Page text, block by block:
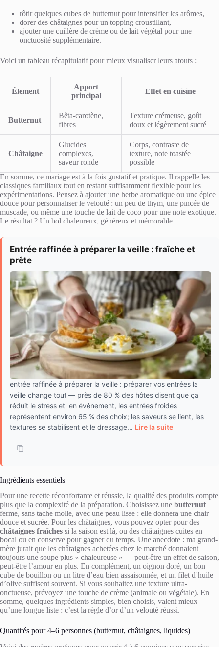
rôtir quelques cubes de butternut pour intensifier les arômes,
dorer des châtaignes pour un topping croustillant,
ajouter une cuillère de crème ou de lait végétal pour une
onctuosité supplémentaire.
Voici un tableau récapitulatif pour mieux visualiser leurs atouts :
Élément
Apport
principal
Effet en cuisine
Butternut
Bêta-carotène,
fibres
Texture crémeuse, goût
doux et légèrement sucré
Châtaigne
Glucides
complexes,
saveur ronde
Corps, contraste de
texture, note toastée
possible
En somme, ce mariage est à la fois gustatif et pratique. Il rappelle les
classiques familiaux tout en restant suffisamment flexible pour les
expérimentations. Pensez à ajouter une herbe aromatique ou une épice
douce pour personnaliser le velouté : un peu de thym, une pincée de
muscade, ou même une touche de lait de coco pour une note exotique.
Le résultat ? Un bol chaleureux, généreux et mémorable.
Entrée raffinée à préparer la veille : fraîche et
prête
entrée raffinée à préparer la veille : préparer vos entrées la
veille change tout — près de 80 % des hôtes disent que ça
réduit le stress et, en événement, les entrées froides
représentent environ 65 % des choix; les saveurs se lient, les
textures se stabilisent et le dressage... Lire la suite
Ingrédients essentiels
Pour une recette réconfortante et réussie, la qualité des produits compte
plus que la complexité de la préparation. Choisissez une butternut
ferme, sans tache molle, avec une peau lisse : elle donnera une chair
douce et sucrée. Pour les châtaignes, vous pouvez opter pour des
châtaignes fraîches si la saison est là, ou des châtaignes cuites en
bocal ou en conserve pour gagner du temps. Une anecdote : ma grand-
mère jurait que les châtaignes achetées chez le marché donnaient
toujours une soupe plus « chaleureuse » — peut-être un effet de saison,
peut-être l’amour en plus. En complément, un oignon doré, un bon
cube de bouillon ou un litre d’eau bien assaisonnée, et un filet d’huile
d’olive suffisent souvent. Si vous souhaitez une texture ultra-
onctueuse, prévoyez une touche de crème (animale ou végétale). En
somme, quelques ingrédients simples, bien choisis, valent mieux
qu’une longue liste : c’est la règle d’or d’un velouté réussi.
Quantités pour 4–6 personnes (butternut, châtaignes, liquides)